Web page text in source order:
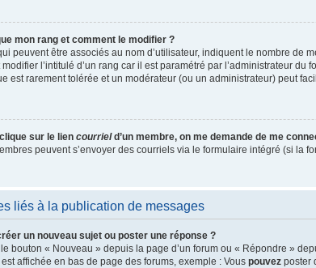
mon rang et comment le modifier ?
peuvent être associés au nom d’utilisateur, indiquent le nombre de
l’intitulé d’un rang car il est paramétré par l’administrateur
est rarement tolérée et un modérateur (ou un administrateur) peut
sur le lien courrield’un membre, on me demande de me
peuvent s’envoyer des courriels via le formulaire intégré (si la
liés à la publication de messages
un nouveau sujet ou poster une réponse ?
bouton « Nouveau » depuis la page d’un forum ou « Répondre »
affichée en bas de page des forums, exemple : Vous pouvez poster